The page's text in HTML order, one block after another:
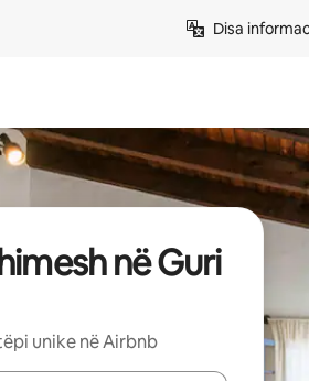
Disa
në Guri
unike në Airbnb